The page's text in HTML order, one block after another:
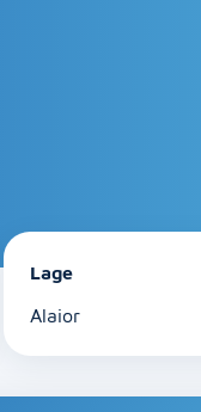
Lage
Alaior